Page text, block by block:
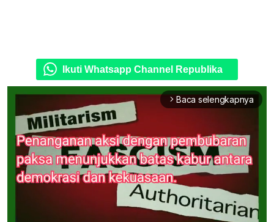
Ikuti Whatsapp Channel Republika
arrow_forward_ios Baca selengkapnya